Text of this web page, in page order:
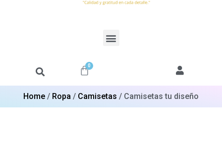
0
Home / Ropa / Camisetas / Camisetas tu diseño